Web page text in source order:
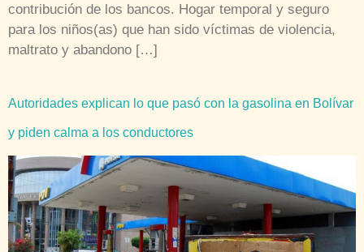
contribución de los bancos. Hogar temporal y seguro
para los niños(as) que han sido víctimas de violencia,
maltrato y abandono […]
Autoridades explican lo que pasó con la gasolina en Bolívar
y piden calma a los conductores